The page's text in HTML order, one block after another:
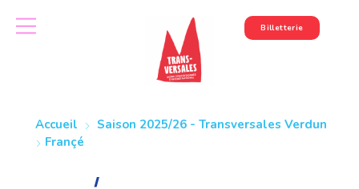
Billetterie
Accueil
Saison 2025/26 - Transversales Verdun
Françé